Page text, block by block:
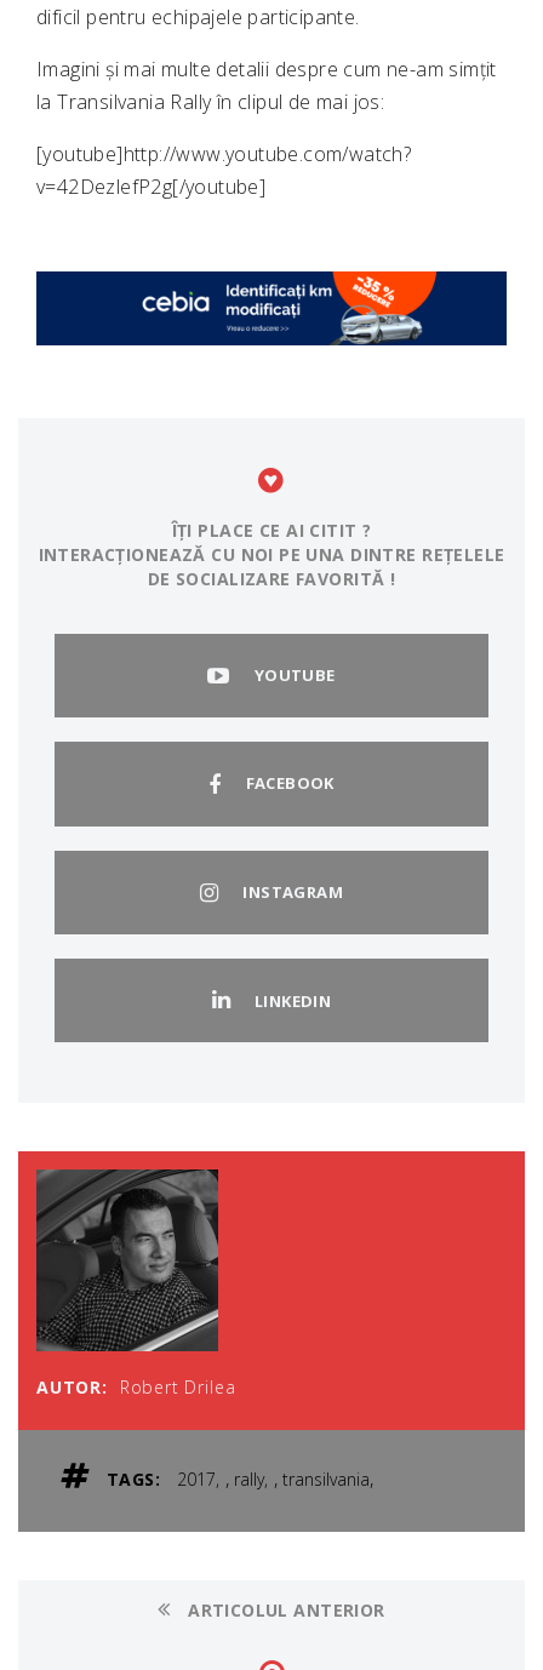
dificil pentru echipajele participante.
Imagini și mai multe detalii despre cum ne-am simțit
la Transilvania Rally în clipul de mai jos:
[youtube]http://www.youtube.com/watch?
v=42DezlefP2g[/youtube]
ÎȚI PLACE CE AI CITIT ?
INTERACȚIONEAZĂ CU NOI PE UNA DINTRE REȚELELE
DE SOCIALIZARE FAVORITĂ !
YOUTUBE
FACEBOOK
INSTAGRAM
LINKEDIN
AUTOR: Robert Drilea
TAGS: 2017 , rally ,transilvania,
ARTICOLUL ANTERIOR